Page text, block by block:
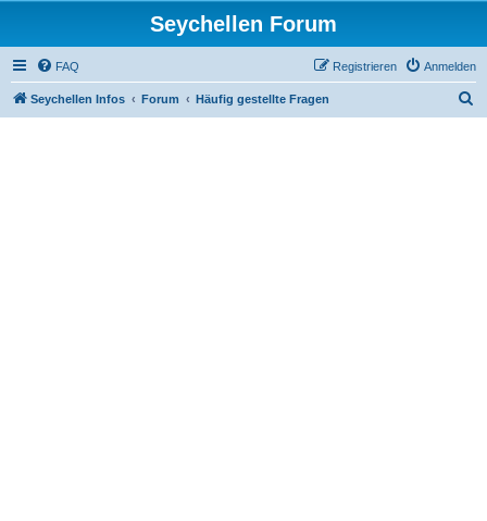
Seychellen Forum
FAQ Anmelden
Registrieren
Seychellen Infos Forum Häufig gestellte Fragen